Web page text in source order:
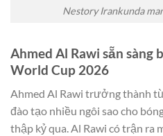
Nestory Irankunda
Ahmed Al Rawi sẵn sàng
World Cup 2026
Ahmed Al Rawi trưởng thành
đào tạo nhiều ngôi sao cho
thập kỷ qua. Al Rawi có trận ra